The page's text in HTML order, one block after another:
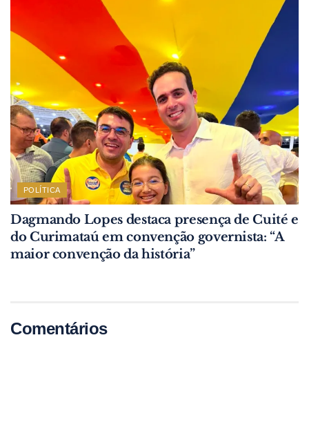
POLÍTICA
Dagmando Lopes destaca presença de Cuité e
do Curimataú em convenção governista: “A
maior convenção da história”
Comentários